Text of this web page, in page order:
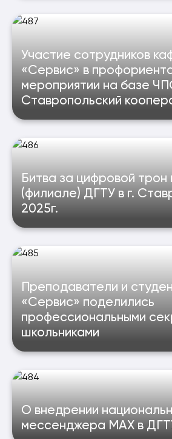
Участие сотрудников
«Сервис» в
мероприятии на базе
Ставропольский
Битва за цифровой
(филиале) ДГТУ в г.
2025г.
Преподаватели и
«Сервис» поделились
профессиональными
школьниками
О внедрении
мессенджера MAX в